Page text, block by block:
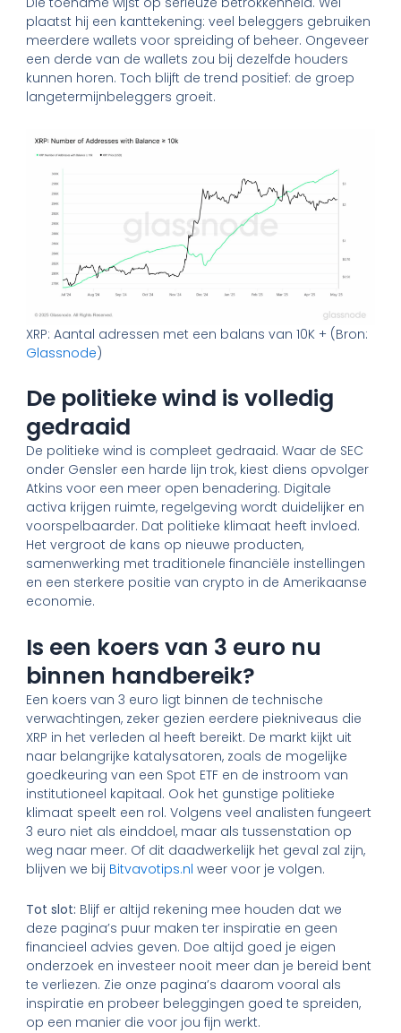
plaatst hij een kanttekening: veel beleggers gebruiken
meerdere wallets voor spreiding of beheer. Ongeveer
een derde van de wallets zou bij dezelfde houders
kunnen horen. Toch blijft de trend positief: de groep
langetermijnbeleggers groeit.
XRP: Aantal adressen met een balans van 10K + (Bron:
Glassnode)
De politieke wind is volledig
gedraaid
De politieke wind is compleet gedraaid. Waar de SEC
onder Gensler een harde lijn trok, kiest diens opvolger
Atkins voor een meer open benadering. Digitale
activa krijgen ruimte, regelgeving wordt duidelijker en
voorspelbaarder. Dat politieke klimaat heeft invloed.
Het vergroot de kans op nieuwe producten,
samenwerking met traditionele financiële instellingen
en een sterkere positie van crypto in de Amerikaanse
economie.
Is een koers van 3 euro nu
binnen handbereik?
Een koers van 3 euro ligt binnen de technische
verwachtingen, zeker gezien eerdere piekniveaus die
XRP in het verleden al heeft bereikt. De markt kijkt uit
naar belangrijke katalysatoren, zoals de mogelijke
goedkeuring van een Spot ETF en de instroom van
institutioneel kapitaal. Ook het gunstige politieke
klimaat speelt een rol. Volgens veel analisten fungeert
3 euro niet als einddoel, maar als tussenstation op
weg naar meer. Of dit daadwerkelijk het geval zal zijn,
blijven we bij Bitvavotips.nl weer voor je volgen.
Tot slot: Blijf er altijd rekening mee houden dat we
deze pagina’s puur maken ter inspiratie en geen
financieel advies geven. Doe altijd goed je eigen
onderzoek en investeer nooit meer dan je bereid bent
te verliezen. Zie onze pagina’s daarom vooral als
inspiratie en probeer beleggingen goed te spreiden,
op een manier die voor jou fijn werkt.